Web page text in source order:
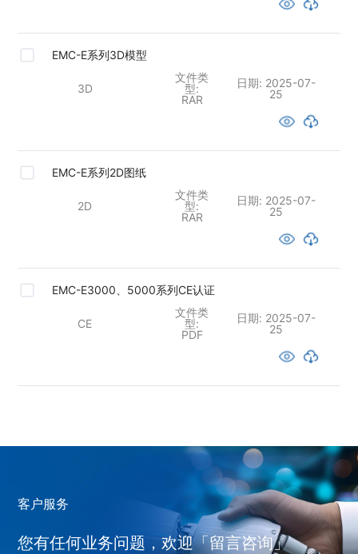
EMC-E系列3D模型
3D
文件类
型:
RAR
日期: 2025-07-
25
EMC-E系列2D图纸
2D
文件类
型:
RAR
日期: 2025-07-
25
EMC-E3000、5000系列CE认证
CE
文件类
型:
PDF
日期: 2025-07-
25
客户服务
您有任何业务问题，欢迎「留言咨询」